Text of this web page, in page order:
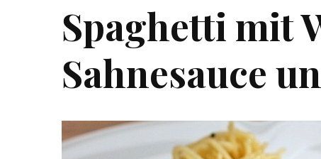
Spaghetti mit
Sahnesauce